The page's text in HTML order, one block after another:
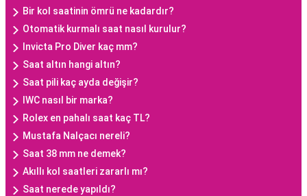
Bir kol saatinin ömrü ne kadardır?
Otomatik kurmalı saat nasıl kurulur?
Invicta Pro Diver kaç mm?
Saat altın hangi altın?
Saat pili kaç ayda değişir?
IWC nasıl bir marka?
Rolex en pahalı saat kaç TL?
Mustafa Nalçacı nereli?
Saat 38 mm ne demek?
Akıllı kol saatleri zararlı mı?
Saat nerede yapıldı?